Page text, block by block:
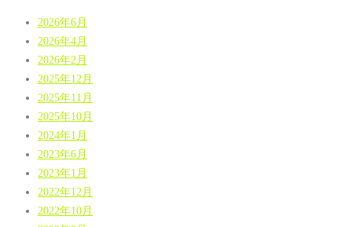
2026年6月
2026年4月
2026年2月
2025年12月
2025年11月
2025年10月
2024年1月
2023年6月
2023年1月
2022年12月
2022年10月